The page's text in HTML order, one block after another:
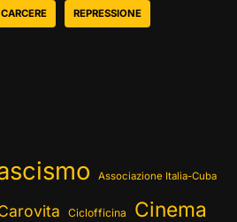
CARCERE REPRESSIONE
Associazione Italia-Cuba
Ciclofficina Cinema